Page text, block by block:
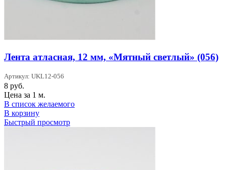
Лента атласная, 12 мм, «Мятный светлый» (056)
Артикул: UKL12-056
8 руб.
Цена за 1 м.
В список желаемого
В корзину
Быстрый просмотр